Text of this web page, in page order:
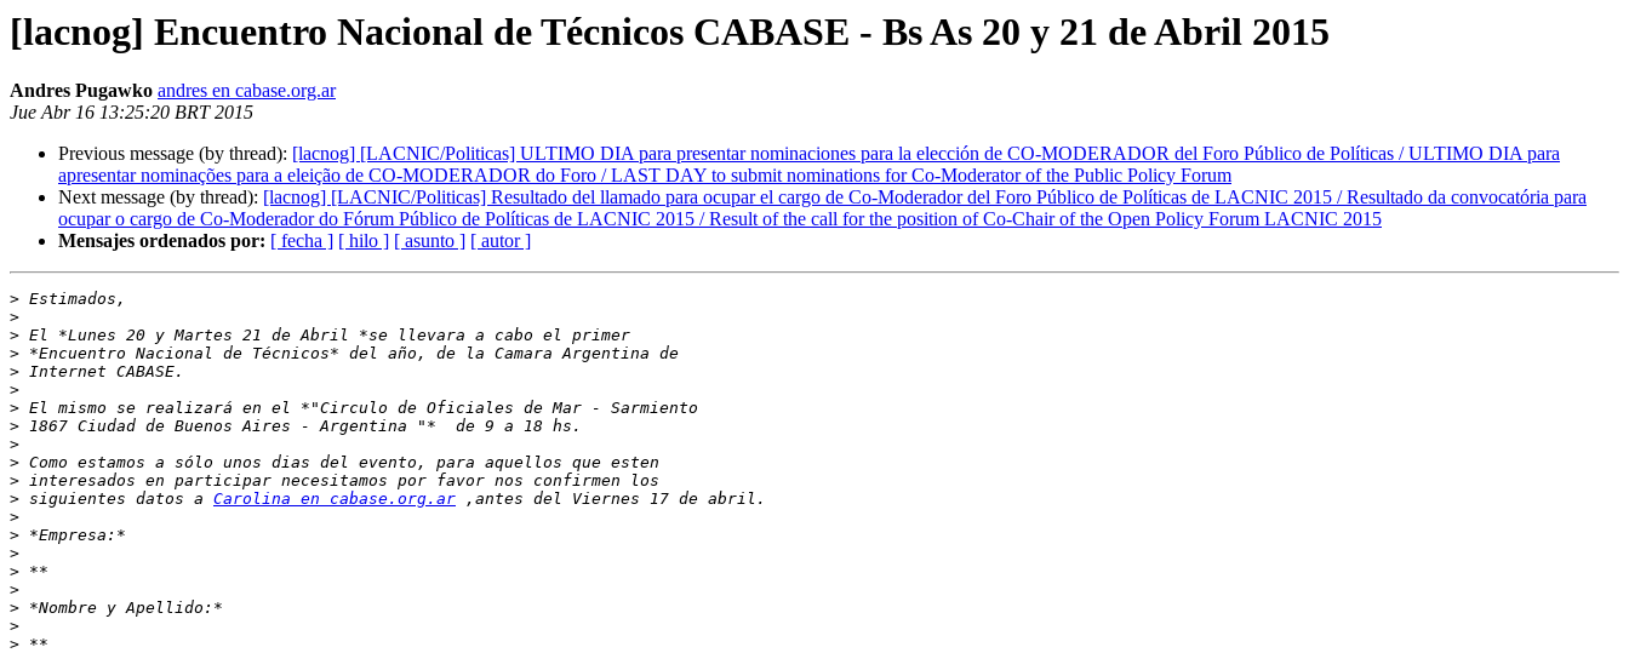
[lacnog] Encuentro Nacional de Técnicos CABASE - Bs As 20 y 21 de Abril 2015
Andres Pugawko andres en cabase.org.ar
Jue Abr 16 13:25:20 BRT 2015
Previous message (by thread): [lacnog] [LACNIC/Politicas] ULTIMO DIA para presentar nominaciones para la elección de CO-MODERADOR del Foro Público de Políticas / ULTIMO DIA para
apresentar nominações para a eleição de CO-MODERADOR do Foro / LAST DAY to submit nominations for Co-Moderator of the Public Policy Forum
Next message (by thread): [lacnog] [LACNIC/Politicas] Resultado del llamado para ocupar el cargo de Co-Moderador del Foro Público de Políticas de LACNIC 2015 / Resultado da convocatória para
ocupar o cargo de Co-Moderador do Fórum Público de Políticas de LACNIC 2015 / Result of the call for the position of Co-Chair of the Open Policy Forum LACNIC 2015
Mensajes ordenados por: [ fecha ] [ hilo ] [ asunto ] [ autor ]
>
>
>
>
>
>
>
>
>
>
>
> siguientes datos a Carolina en cabase.org.ar
>
>
>
>
>
>
>
>